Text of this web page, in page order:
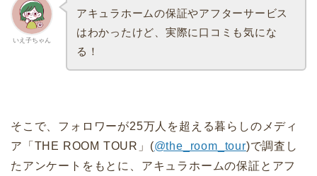
いえ子ちゃん
アキュラホームの保証やアフターサービス
はわかったけど、実際に口コミも気にな
る！
そこで、フォロワーが25万人を超える暮らしのメディ
ア「THE ROOM TOUR」(@the_room_tour)で調査し
たアンケートをもとに、アキュラホームの保証とアフ